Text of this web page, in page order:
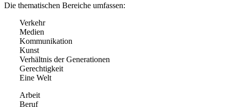
Die thematischen Bereiche umfassen:
Verkehr
Medien
Kommunikation
Kunst
Verhältnis der Generationen
Gerechtigkeit
Eine Welt
Arbeit
Beruf